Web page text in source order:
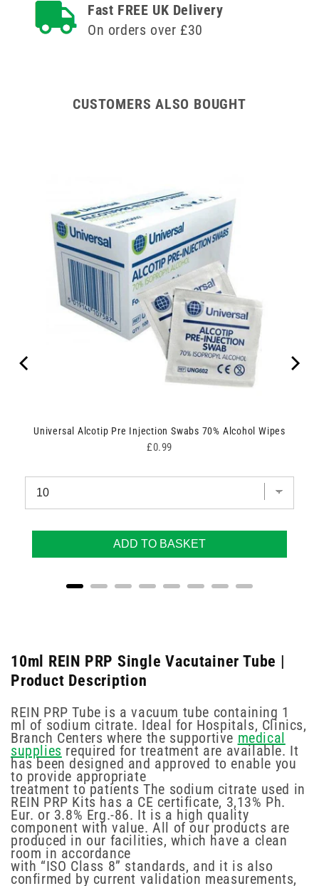
Single
Vacutainer
Vacutainer
Tube
Fast FREE UK Delivery
On orders over £30
CUSTOMERS ALSO BOUGHT
Universal Alcotip Pre Injection Swabs 70% Alcohol Wipes
Price
£0.99
ADD TO BASKET
10ml REIN PRP Single Vacutainer Tube |
Product Description
REIN PRP Tube is a vacuum tube containing 1
ml of sodium citrate. Ideal for Hospitals, Clinics,
Branch Centers where the supportive medical
supplies required for treatment are available. It
has been designed and approved to enable you
to provide appropriate
treatment to patients The sodium citrate used in
REIN PRP Kits has a CE certificate, 3,13% Ph.
Eur. or 3.8% Erg.-86. It is a high quality
component with value. All of our products are
produced in our facilities, which have a clean
room in accordance
with “ISO Class 8” standards, and it is also
confirmed by current validation measurements,